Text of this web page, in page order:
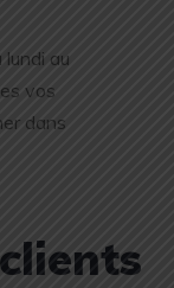
au
vos
dans